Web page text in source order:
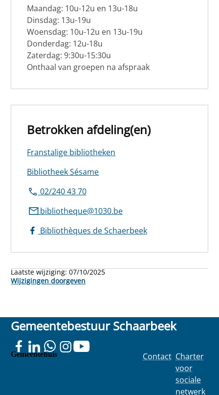
Maandag: 10u-12u en 13u-18u
Dinsdag: 13u-19u
Woensdag: 10u-12u en 13u-19u
Donderdag: 12u-18u
Zaterdag: 9:30u-15:30u
Onthaal van groepen na afspraak
Betrokken afdeling(en)
Franstalige bibliotheken
Bibliotheek Sésame
02/240 43 70
bibliotheque@1030.be
Bibliothèques de Schaerbeek
Laatste wijziging:07/10/2025
Wijzigingen doorgeven
Gemeentebestuur Schaarbeek
Gemeentehuis Contact Charter
voor
sociale
netwerk